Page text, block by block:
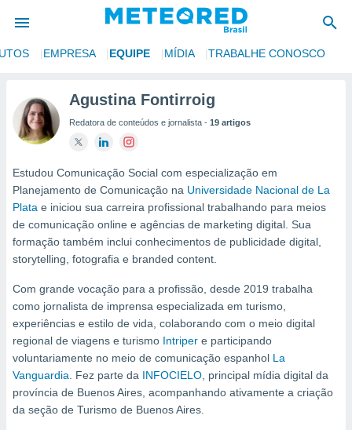
por
as
a este
das
forma
digital
recolhidas
ou
permite-
EMPRESA EQUIPE MÍDIA TRABALHE CONOSCO
Agustina Fontirroig
Redatora de conteúdos e jornalista - 19 artigos
Estudou Comunicação Social com especialização em
Planejamento de Comunicação na Universidade Nacional de La
Plata e iniciou sua carreira profissional trabalhando para meios
de comunicação online e agências de marketing digital. Sua
formação também inclui conhecimentos de publicidade digital,
storytelling, fotografia e branded content.
Com grande vocação para a profissão, desde 2019 trabalha
como jornalista de imprensa especializada em turismo,
experiências e estilo de vida, colaborando com o meio digital
regional de viagens e turismo Intriper e participando
voluntariamente no meio de comunicação espanhol La
Vanguardia. Fez parte da INFOCIELO, principal mídia digital da
província de Buenos Aires, acompanhando ativamente a criação
da seção de Turismo de Buenos Aires.